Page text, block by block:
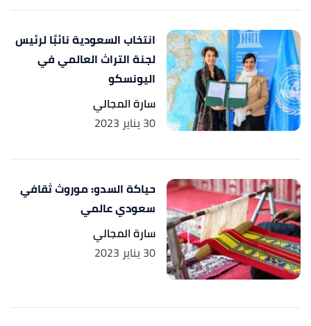
انتخاب السعودية نائبًا لرئيس
لجنة التراث العالمي في
اليونسكو
سارة المجالي
30 يناير 2023
حياكة السدو: موروث ثقافي
سعودي عالمي
سارة المجالي
30 يناير 2023